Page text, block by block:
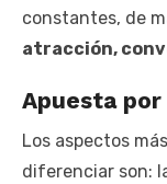
constantes, de
atracción,
Apuesta
Los aspectos
diferenciar son: